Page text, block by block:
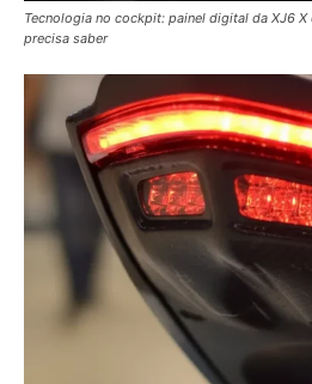
Tecnologia no cockpit: painel digital da XJ6
precisa saber